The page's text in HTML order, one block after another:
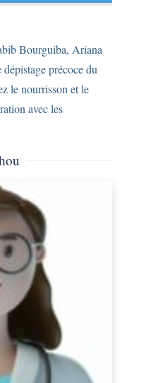
Bourguiba, Ariana
précoce du
le nourrisson et le
avec les